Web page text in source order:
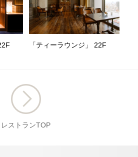
「ティーラウンジ」 22F
レストランTOP